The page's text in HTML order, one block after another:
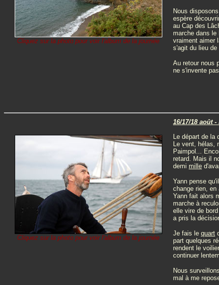
Cliquez sur la photo pour voir l'album de la journée
Nous
espère
au Cap des
marche dans
vraiment aimer
s'agit du lieu
Au retour nous
ne s'invente
Cliquez sur la photo pour voir l'album de la journée
16/17/18 août -
Le départ de la
Le vent, hélas,
Paimpol...
retard. Mais il
demi mille
Yann pense
change rien,
Yann fait alors
marche à
elle vire de
a pris la
Je fais le quart
part quelques
rendent le
continuer
Nous
mal à me